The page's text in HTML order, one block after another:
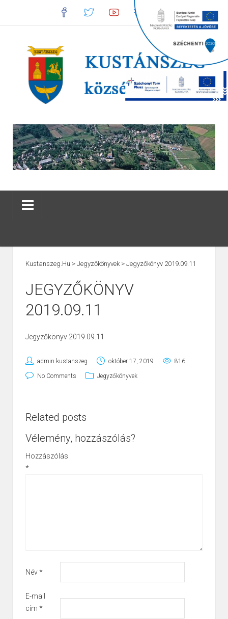
Kustanszeg.hu > Jegyzőkönyvek > Jegyzőkönyv 2019.09.11
JEGYZŐKÖNYV
2019.09.11
Jegyzőkönyv 2019.09.11
admin.kustanszeg október 17, 2019 816
No Comments Jegyzőkönyvek
Related posts
Vélemény, hozzászólás?
Hozzászólás
*
Név*
E-mail
cím *